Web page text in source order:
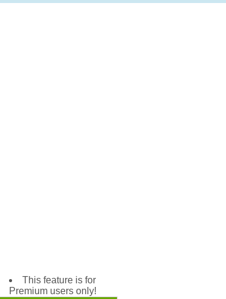
This feature is for
Premium users only!